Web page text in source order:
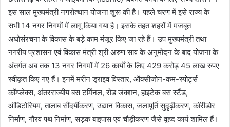
इस साल मुख्यमंत्री नगरोत्थान योजना शुरू की है। पहले चरण में इसे राज्य के
सभी 14 नगर निगमों में लागू किया गया है। इसके तहत शहरों में मजबूत
अधोसंरचना के विकास के बड़े काम मंजूर किए जा रहे हैं। उप मुख्यमंत्री तथा
नगरीय प्रशासन एवं विकास मंत्री श्री अरुण साव के अनुमोदन के बाद योजना के
अंतर्गत अब तक 13 नगर निगमों में 26 कार्यों के लिए 429 करोड़ 45 लाख रुपए
स्वीकृत किए गए हैं। इनमें मरीन ड्राइव विस्तार, ऑक्सीजोन-कम-स्पोर्ट्स
कॉम्प्लेक्स, अंतरराज्यीय बस टर्मिनल, रोड जंक्शन, हाइटेक बस स्टैंड,
ऑडिटोरियम, तालाब सौंदर्यीकरण, उद्यान विकास, जलापूर्ति सुदृढ़ीकरण, कॉरीडोर
निर्माण, गौरव पथ निर्माण, सड़क बाइपास एवं चौड़ीकरण जैसे वृहद कार्य शामिल हैं।